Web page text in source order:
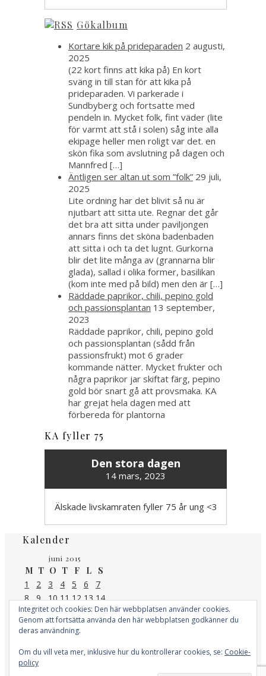
Gökalbum
Kortare kik på prideparaden 2 augusti,
2025
(22 kort finns att kika på) En kort
sväng in till stan för att kika på
prideparaden. Vi parkerade i
Sundbyberg och fortsatte med
pendeln in. Mycket folk, fint väder (lite
för varmt att stå i solen) såg inte alla
ekipage heller men roligt var det. en
skön fika som avslutning på dagen och
Mannfred […]
Äntligen ser altan ut som ”folk” 29 juli,
2025
Lite ordning har det blivit så nu är
njutbart att sitta ute. Regnar det går
det bra att sitta under paviljongen
annars finns det sköna badenbaden
att sitta i och ta det lugnt. Gurkorna
blir det lite många av (grannarna blir
glada), sallad i olika former, basilikan
(kom inte med på bild) men den är […]
Räddade paprikor, chili, pepino gold
och passionsplantan 13 september,
2023
Räddade paprikor, chili, pepino gold
och passionsplantan (sådd från
passionsfrukt) mot 6 grader
kommande nätter. Mycket frukter och
några paprikor jar skiftat färg, pepino
gold bör snart gå att provsmaka. KA
har grejat hela dagen med att
förbereda för plantorna
KA fyller 75
Den stora dagen
14 mars, 2023
Älskade livskamraten fyller 75 år ung <3
Kalender
juni 2015
M T O T F L
S
1
2 3 4 5 6
7
8
9 10 11 12 13 14
15 16 17 18 19 20 21
22 23 24 25 26 27 28
« maj okt »
Integritet och cookies: Den här webbplatsen använder cookies.
Genom att fortsätta använda den här webbplatsen godkänner du
deras användning.
Om du vill veta mer, inklusive hur du kontrollerar cookies, se: Cookie-
policy